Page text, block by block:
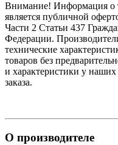
Внимание! Информация о
является публичной
Части 2 Статьи 437
Федерации.
технические
товаров без
и характеристики у
заказа.
О производителе